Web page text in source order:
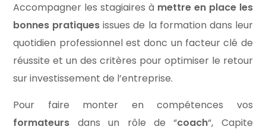
Accompagner les stagiaires à mettre en place les
bonnes pratiques issues de la formation dans leur
quotidien professionnel est donc un facteur clé de
réussite et un des critères pour optimiser le retour
sur investissement de l’entreprise.
Pour faire monter en compétences vos
formateurs dans un rôle de “coach“, Capite